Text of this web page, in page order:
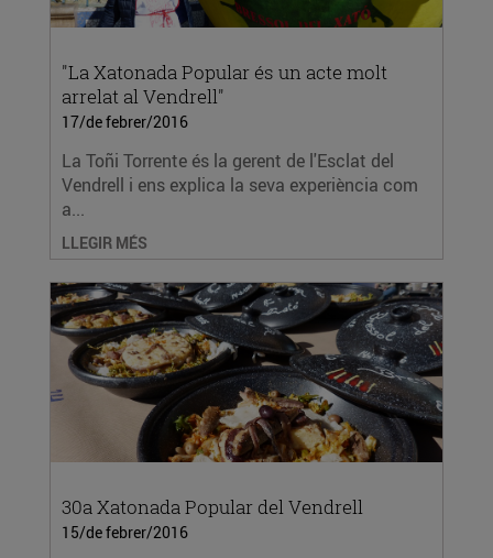
"La Xatonada Popular és un acte molt
arrelat al Vendrell"
17/de febrer/2016
La Toñi Torrente és la gerent de l'Esclat del
Vendrell i ens explica la seva experiència com
a...
LLEGIR MÉS
30a Xatonada Popular del Vendrell
15/de febrer/2016